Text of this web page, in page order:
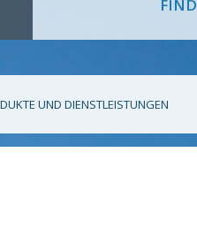
UND DIENSTLEISTUNGEN